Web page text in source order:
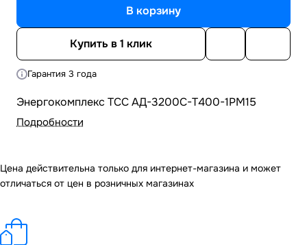
В корзину
Купить в 1 клик
Гарантия 3 года
Энергокомплекс ТСС АД-3200С-Т400-1РМ15
Подробности
Цена действительна только для интернет-магазина и может
отличаться от цен в розничных магазинах